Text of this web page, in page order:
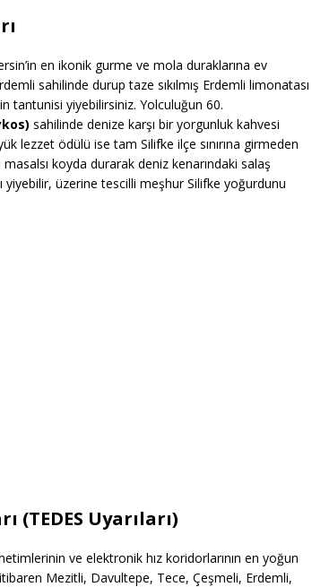
en ikonik gurme ve mola duraklarına ev
sahilinde durup taze sıkılmış Erdemli limonatası
tantunisi yiyebilirsiniz. Yolculuğun 60.
sahilinde denize karşı bir yorgunluk kahvesi
lezzet ödülü ise tam Silifke ilçe sınırına girmeden
masalsı koyda durarak deniz kenarındaki salaş
yiyebilir, üzerine tescilli meşhur Silifke yoğurdunu
(TEDES Uyarıları)
ve elektronik hız koridorlarının en yoğun
itibaren Mezitli, Davultepe, Tece, Çeşmeli, Erdemli,